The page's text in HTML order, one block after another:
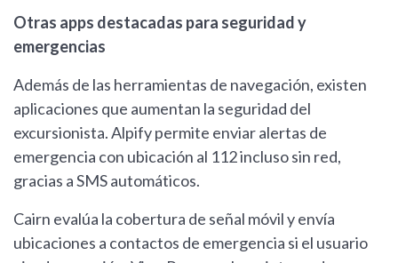
Otras apps destacadas para seguridad y
emergencias
Además de las herramientas de navegación, existen
aplicaciones que aumentan la seguridad del
excursionista. Alpify permite enviar alertas de
emergencia con ubicación al 112 incluso sin red,
gracias a SMS automáticos.
Cairn evalúa la cobertura de señal móvil y envía
ubicaciones a contactos de emergencia si el usuario